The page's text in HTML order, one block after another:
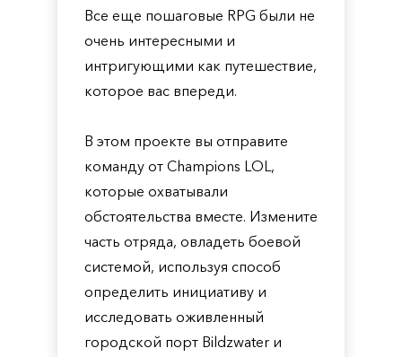
Все еще пошаговые RPG были не
очень интересными и
интригующими как путешествие,
которое вас впереди.
В этом проекте вы отправите
команду от Champions LOL,
которые охватывали
обстоятельства вместе. Измените
часть отряда, овладеть боевой
системой, используя способ
определить инициативу и
исследовать оживленный
городской порт Bildzwater и